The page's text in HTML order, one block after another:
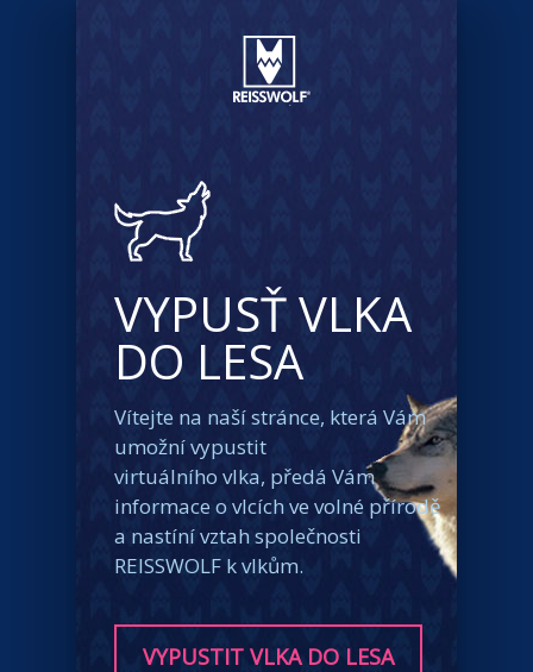
VYPUSŤ VLKA
DO LESA
Vítejte na naší stránce, která Vám
umožní vypustit
virtuálního vlka, předá Vám
informace o vlcích ve volné přírodě
a nastíní vztah společnosti
REISSWOLF k vlkům.
VYPUSTIT VLKA DO LESA